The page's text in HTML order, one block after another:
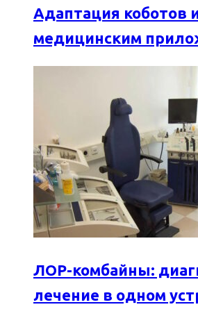
Адаптация коботов
медицинским
ЛОР-комбайны:
лечение в одном